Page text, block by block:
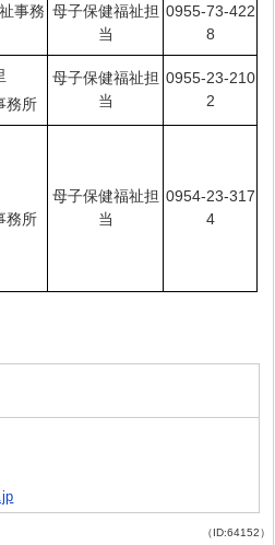
事務 母子保健福祉担
当
0955-73-422
8
務所
母子保健福祉担
当
0955-23-210
2
務所
母子保健福祉担
当
0954-23-317
4
（ID:64152）